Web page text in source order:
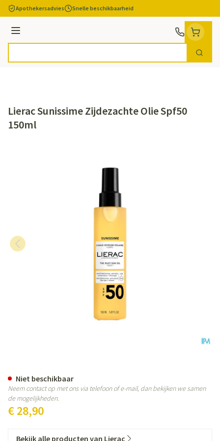
Ga naar de inhoud
Apothekersadvies Snelle beschikbaarheid
Menu
Zoek
Lierac Sunissime Zijdezachte Olie Spf50
150ml
€ 28,90
Niet beschikbaar
Neem contact op met ons via telefoon of e-mail, dan bekijken we samen
de mogelijkheden.
Bekijk alle producten van Lierac